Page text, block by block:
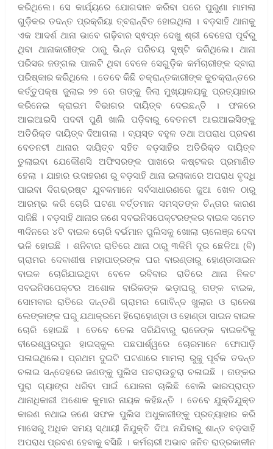
କରିଥିଲେ। ସେ କାର୍ଯ୍ୟରେ ଯୋଗଦାନ କରିବା ପରେ ପୁରୁଣା ମାମଲା
ଗୁଡ଼ିକର ତଦନ୍ତ ପ୍ରକ୍ରିୟା ତ୍ବରାନ୍ବିତ ହୋଇଥିଲା । ବଡ଼ସାହି ଥାନାକୁ
ଏକ ଆଦର୍ଶ ଥାନା ଭାବେ ଗଢ଼ିବାର ସ୍ଵପ୍ନ ଦେଖୁ ଶ୍ରୀ ବେହେରା ପୂର୍ବରୁ
ଥିବା ଥାନାକାରୀଙ୍କ ଠାରୁ ଭିନ୍ନ ପରିଚୟ ସୃଷ୍ଟି କରିଥିଲେ। ଥାନା
ପରିସର ଜଙ୍ଗଲ ପାଲଟି ଥିବା ବେଳେ ସେଗୁଡ଼ିକ କର୍ମଚାରୀଙ୍କ ଦ୍ବାରା
ପରିଷ୍କାର କରିଥିଲେ । ତେବେ କିଛି ଚକ୍ରାନ୍ତକାରୀଙ୍କ କୁଚକ୍ରାନ୍ତରେ
କର୍ତ୍ତୁପକ୍ଷ ଜୁଲାଇ ୨୭ ରେ ତାଙ୍କୁ ଜିଲା ମୁଖ୍ୟାଳୟକୁ ପ୍ରତ୍ୟାହାର
କରିନେଇ କ୍ରାଇମ ବିଭାଗର ଦାୟିତ୍ବ ଦେଇଛନ୍ତି । ଫଳରେ
ଆଇଆଇସି ପଦବୀ ପୁଣି ଖାଲି ପଡ଼ିବାରୁ ବେତନଟୀ ଆଇଆଇସିଙ୍କୁ
ଅତିରିକ୍ତ ଦାୟିତ୍ବ ଦିଆଗଲା । ବ୍ୟସ୍ତ ବହୁଳ ତଥା ଅପରାଧ ପ୍ରବଣ
ବେତନଟୀ ଥାନାର ଦାୟିତ୍ବ ସହିତ ବଡ଼ସାହିର ଅତିରିକ୍ତ ଦାୟିତ୍ବ
ତୁଲାଇବା ଯେକୌଣସି ଅଫିସରଙ୍କ ପାଖରେ କଷ୍ଟକର ପ୍ରମାଣିତ
ହେଲା । ଯାହାର ଉଦାହରଣ ରୁ ବଡ଼ସାହି ଥାନା ଇଲାକାରେ ଅପରାଧ ବୃଦ୍ଧି
ପାଇବା ଦିଗଭ୍ରଷ୍ଟ ଯୁବକମାନେ ସର୍ବସାଧାରଣରେ ଜୁଆ ଖେଳ ଠାରୁ
ଆରମ୍ଭ କରି ଚୋରି ଘଟଣା ବର୍ତ୍ତମାନ ସମସ୍ତଙ୍କ ଚିନ୍ତାର କାରଣ
ସାଜିଛି । ବଡ଼ସାହି ଥାନାର ଜଣେ ସବଇନିସପେକ୍ଟରଙ୍କର ବାଇକ ସମେତ
୩ଦିନରେ ୪ଟି ବାଇକ ଚୋରି ବର୍ଭମାନ ପୁଲିସକୁ ଖୋଲା ଚାଲେଞ୍ଜ ଦେବା
ଭଳି ହୋଇଛି । ଶନିବାର ରାତିରେ ଥାନା ଠାରୁ ୩କିମି ଦୂର ଛେଳିଆ (ବି)
ଗ୍ରାମର ଦେବାଶୀଷ ମହାପାତ୍ରଙ୍କ ଘର ବାରଣ୍ଡାରୁ ହୋଣ୍ଡାସାଇନ
ବାଇକ ଚୋରିଯାଇଥିବା ବେଳେ ରବିବାର ରାତିରେ ଥାନା ନିକଟ
ସବଇନିସପେକ୍ଟର ଅଶୋକ ବାରିକଙ୍କ ଭଡ଼ାଘରୁ ତାଙ୍କ ବାଇକ,
ସୋମବାର ରାତିରେ ଦାନ୍ତଣି ଗ୍ରାମର ଗୋବିନ୍ଦ ଖୁଲାର ଓ ରାଜେଶ
ଲେଙ୍କାଙ୍କ ଘରୁ ଯଥାକ୍ରମେ ହିରୋହୋଣ୍ଡା ଓ ହୋଣ୍ଡା ସାଇନ ବାଇକ
ଚୋରି ହୋଇଛି । ତେବେ ତେଲ ସରିଯିବାରୁ ରାଜେଙ୍କ ବାଇକଟିକୁ
ବୀରେଶ୍ୱରପୁର ହାଇସ୍କୁଲ ପଛପାର୍ଶ୍ୱରେ ଚୋରମାନେ ଫୋପାଡ଼ି
ପଳାଇଥିଲେ। ପ୍ରଥମ ଦୁଇଟି ଘଟଣାରେ ମାମଲା ରୁଜୁ ପୂର୍ବକ ତଦନ୍ତ
ଚଳାଇ ସନ୍ଦେହରେ ଜଣଙ୍କୁ ପୁଲିସ ପଚରାଉଚୁରା ଚଳାଇଛି । ତାଙ୍କର
ପୁରା ଗ୍ୟାଙ୍ଗ ଧରିବା ପାଇଁ ଯୋଜନା ଚାଲିଛି ବୋଲି ଭାରପ୍ରାପ୍ତ
ଥାନାଧିକାରୀ ଅଶୋକ କୁମାର ନାୟକ କହିଛନ୍ତି । ତେବେ ଯୁକ୍ତିଯୁକ୍ତ
କାରଣ ନଥାଇ ଜଣେ ସଫଳ ପୁଲିସ ଅଧୁକାରୀଙ୍କୁ ପ୍ରତ୍ୟାହାର କରି
ମାସେରୁ ଅଧିକ ସମୟ ସ୍ଥାୟୀ ନିଯୁକ୍ତି ଦିଆ ନଯିବାରୁ ଶାନ୍ତ ବଡ଼ସାହି
ଅପରାଧ ପ୍ରବଣ ହେବାକୁ ବସିଛି । କର୍ମଚାରୀ ଅଭାବ ଜନିତ ରାତ୍ରକାଳୀନ